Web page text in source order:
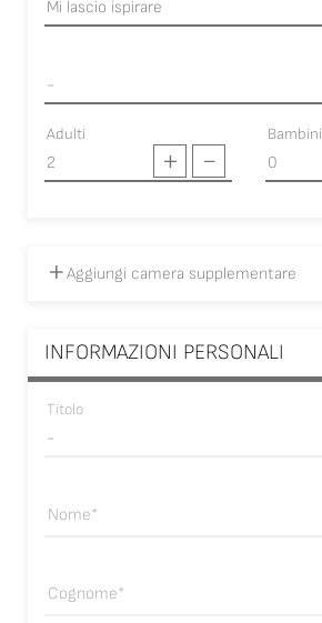
Adulti Bambini
Aggiungi camera supplementare
INFORMAZIONI PERSONALI
Titolo
Nome
Cognome